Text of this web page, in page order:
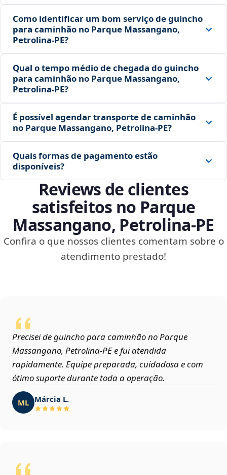
Como identificar um bom serviço de guincho
para caminhão no Parque Massangano,
Petrolina‑PE?
Qual o tempo médio de chegada do guincho
para caminhão no Parque Massangano,
Petrolina‑PE?
É possível agendar transporte de caminhão
no Parque Massangano, Petrolina‑PE?
Quais formas de pagamento estão
disponíveis?
Reviews de clientes
satisfeitos no Parque
Massangano, Petrolina‑PE
Confira o que nossos clientes comentam sobre o
atendimento prestado!
Precisei de guincho para caminhão no Parque
Massangano, Petrolina‑PE e fui atendida
rapidamente. Equipe preparada, cuidadosa e com
ótimo suporte durante toda a operação.
ML Márcia L.